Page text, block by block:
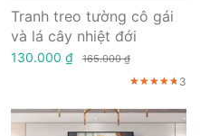
Tranh treo tường cô gái
và lá cây nhiệt đới
130.000 ₫ 165.000 ₫
★★★★★
★★★★★
★★★★★ 3